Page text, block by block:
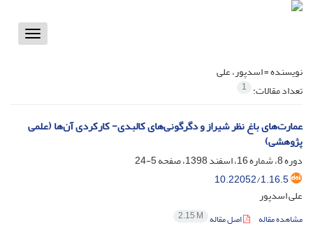
Toggle
نویسنده =اسدپور، علی
تعداد مقالات: 1
عمارت‌های باغ نظر شیراز و دگرگونی‌های کالبدی- کارکردی آن‌ها (علمی
پژوهشی)
دوره 8، شماره 16، اسفند 1398، صفحه
5-24
10.22052/1.16.5
علی اسدپور
مشاهده مقاله اصل مقاله 2.15 M